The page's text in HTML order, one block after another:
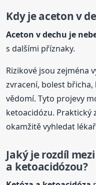
Kdy je aceton v
Aceton vdechu je
s dalšími příznaky.
Rizikové jsou zejména
zvracení, bolest
vědomí. Tyto projevy
ketoacidózu. Praktický
okamžitě vyhledat
Jaký je rozdíl
a ketoacidózou?